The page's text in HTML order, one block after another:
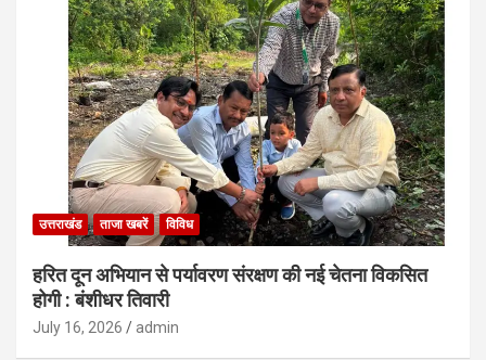
उत्तराखंड ताजा खबरें विविध
हरित दून अभियान से पर्यावरण संरक्षण की नई चेतना विकसित
होगी : बंशीधर तिवारी
July 16, 2026 admin